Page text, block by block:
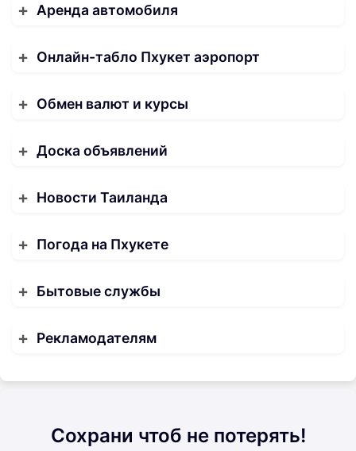
Аренда автомобиля
Онлайн-табло Пхукет аэропорт
Обмен валют и курсы
Доска объявлений
Новости Таиланда
Погода на Пхукете
Бытовые службы
Рекламодателям
Сохрани чтоб не потерять!